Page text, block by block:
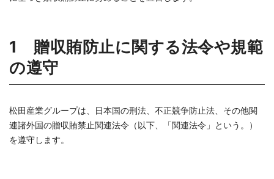
1 贈収賄防止に関する法令や規範
の遵守
松田産業グループは、日本国の刑法、不正競争防止法、その他関
連諸外国の贈収賄禁止関連法令（以下、「関連法令」という。）
を遵守します。